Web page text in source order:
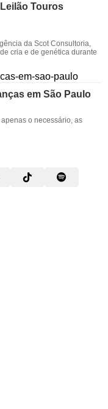
Touros
da Scot Consultoria,
cria e de genética durante
em São Paulo
o necessário, as